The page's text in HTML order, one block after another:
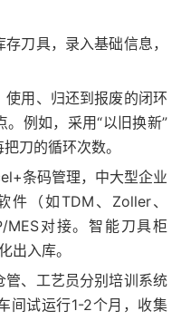
刀具，录入基础信息，
使用、归还到报废的闭环
例如，采用“以旧换新”
刀的循环次数。
条码管理，中大型企业
（如TDM、Zoller、
MES对接。智能刀具柜
出入库。
管、工艺员分别培训系统
间试运行1-2个月，收集